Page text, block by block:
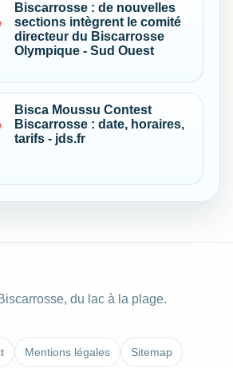
Biscarrosse : de nouvelles
sections intègrent le comité
directeur du Biscarrosse
Olympique - Sud Ouest
Bisca Moussu Contest
Biscarrosse : date, horaires,
tarifs - jds.fr
du lac à la plage.
Mentions légales Sitemap